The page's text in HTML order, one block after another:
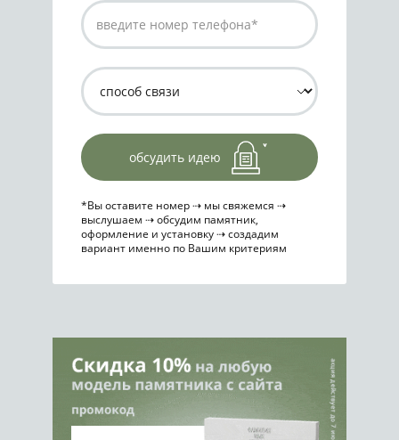
обсудить идею
*Вы оставите номер ⇢ мы свяжемся ⇢
выслушаем ⇢ обсудим памятник,
оформление и установку ⇢ создадим
вариант именно по Вашим критериям